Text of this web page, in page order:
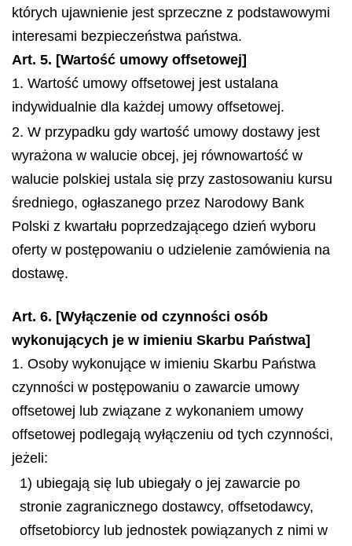
których ujawnienie jest sprzeczne z podstawowymi
interesami bezpieczeństwa państwa.
Art. 5. [Wartość umowy offsetowej]
1. Wartość umowy offsetowej jest ustalana
indywidualnie dla każdej umowy offsetowej.
2. W przypadku gdy wartość umowy dostawy jest
wyrażona w walucie obcej, jej równowartość w
walucie polskiej ustala się przy zastosowaniu kursu
średniego, ogłaszanego przez Narodowy Bank
Polski z kwartału poprzedzającego dzień wyboru
oferty w postępowaniu o udzielenie zamówienia na
dostawę.
Art. 6. [Wyłączenie od czynności osób
wykonujących je w imieniu Skarbu Państwa]
1. Osoby wykonujące w imieniu Skarbu Państwa
czynności w postępowaniu o zawarcie umowy
offsetowej lub związane z wykonaniem umowy
offsetowej podlegają wyłączeniu od tych czynności,
jeżeli:
1) ubiegają się lub ubiegały o jej zawarcie po
stronie zagranicznego dostawcy, offsetodawcy,
offsetobiorcy lub jednostek powiązanych z nimi w